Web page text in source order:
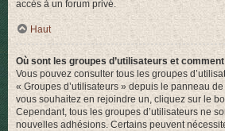
accès à un forum privé.
Haut
Où sont les groupes d’utilisateurs et
Vous pouvez consulter tous les groupes
« Groupes d’utilisateurs » depuis le panneau
vous souhaitez en rejoindre un, cliquez sur le
Cependant, tous les groupes d’utilisateurs ne
nouvelles adhésions. Certains peuvent